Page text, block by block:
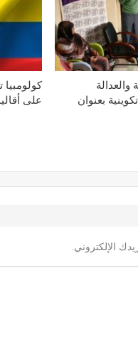
بعنوان
على
الإلكتروني.